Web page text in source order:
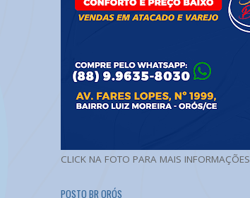
CLICK NA FOTO PARA MAIS INFORMAÇÕES
POSTO BR ORÓS